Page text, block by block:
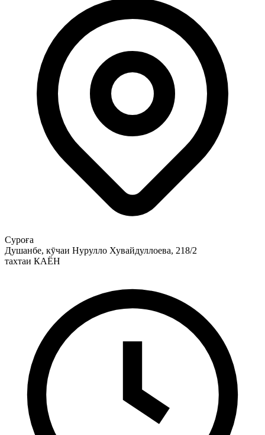
Суроға
Душанбе, кӯчаи Нурулло Хувайдуллоева, 218/2
тахтаи КАЁН